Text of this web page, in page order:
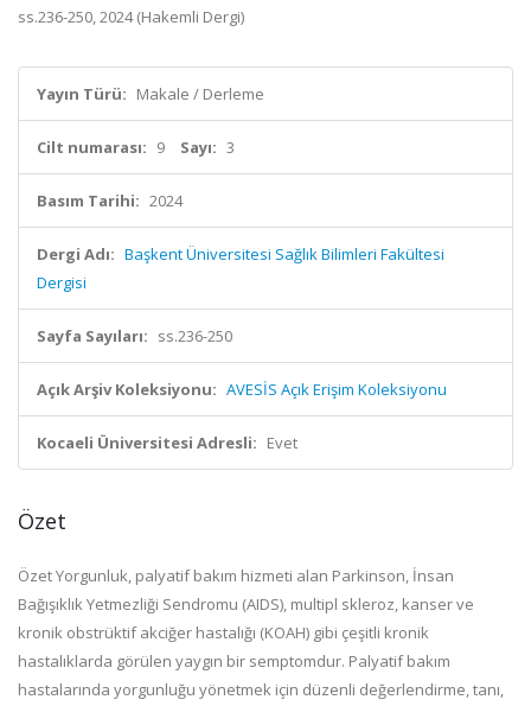
ss.236-250, 2024 (Hakemli Dergi)
Yayın Türü: Makale / Derleme
Cilt numarası: 9 Sayı: 3
Basım Tarihi: 2024
Dergi Adı: Başkent Üniversitesi Sağlık Bilimleri Fakültesi
Dergisi
Sayfa Sayıları: ss.236-250
Açık Arşiv Koleksiyonu: AVESİS Açık Erişim Koleksiyonu
Kocaeli Üniversitesi Adresli: Evet
Özet
Özet Yorgunluk, palyatif bakım hizmeti alan Parkinson, İnsan
Bağışıklık Yetmezliği Sendromu (AIDS), multipl skleroz, kanser ve
kronik obstrüktif akciğer hastalığı (KOAH) gibi çeşitli kronik
hastalıklarda görülen yaygın bir semptomdur. Palyatif bakım
hastalarında yorgunluğu yönetmek için düzenli değerlendirme, tanı,